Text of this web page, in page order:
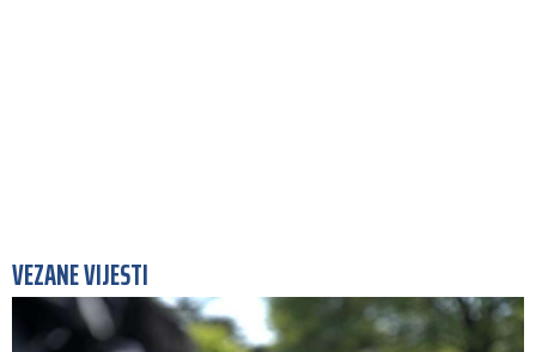
VEZANE VIJESTI